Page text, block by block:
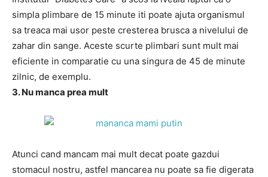
simpla plimbare de 15 minute iti poate ajuta organismul
sa treaca mai usor peste cresterea brusca a nivelului de
zahar din sange. Aceste scurte plimbari sunt mult mai
eficiente in comparatie cu una singura de 45 de minute
zilnic, de exemplu.
3. Nu manca prea mult
Atunci cand mancam mai mult decat poate gazdui
stomacul nostru, astfel mancarea nu poate sa fie digerata